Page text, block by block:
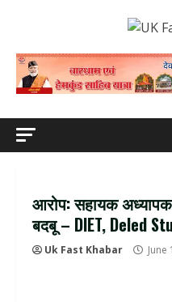
आरोप: सहायक अध्यापक
बदबू – DIET, Deled
Uk Fast Khabar June